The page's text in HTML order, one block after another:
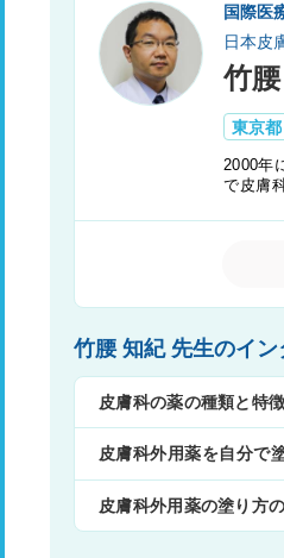
国際医
日本皮
竹
東京都
2000年
で皮膚
竹腰 知紀 先生のイ
皮膚科の薬の種類と特
皮膚科外用薬を自分
皮膚科外用薬の塗り方